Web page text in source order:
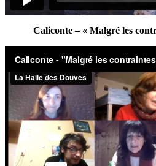
Caliconte – « Malgré les